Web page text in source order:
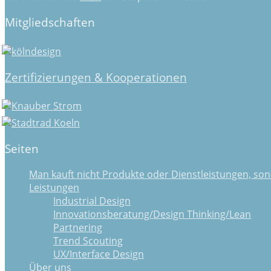
Mitgliedschaften
Zertifizierungen & Kooperationen
Seiten
Man kauft nicht Produkte oder Dienstleistungen,
Leistungen
Industrial Design
Innovationsberatung/Design Thinking/Lean
Partnering
Trend Scouting
UX/Interface Design
Über uns